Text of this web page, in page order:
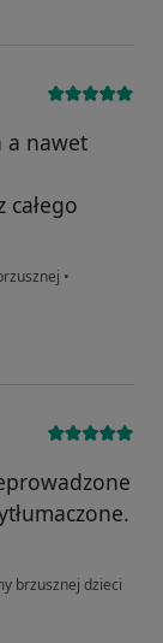
a nawet
całego
•
brzusznej dzieci